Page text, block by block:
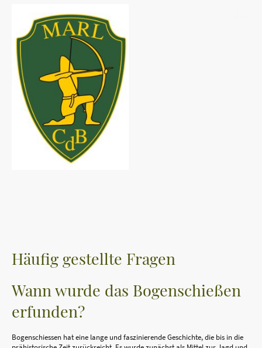
Häufig gestellte Fragen
Wann wurde das Bogenschießen
erfunden?
Bogenschiessen hat eine lange und faszinierende Geschichte, die bis in die